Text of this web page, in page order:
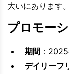
大いにあります。
プロモー
期間 ：
デイリーフ